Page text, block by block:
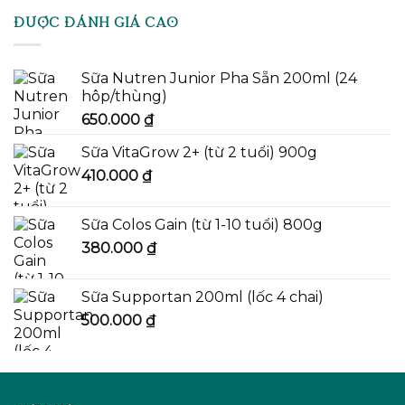
ĐƯỢC ĐÁNH GIÁ CAO
Sữa Nutren Junior Pha Sẵn 200ml (24
hôp/thùng)
650.000 ₫
Sữa VitaGrow 2+ (từ 2 tuổi) 900g
410.000 ₫
Sữa Colos Gain (từ 1-10 tuổi) 800g
380.000 ₫
Sữa Supportan 200ml (lốc 4 chai)
500.000 ₫